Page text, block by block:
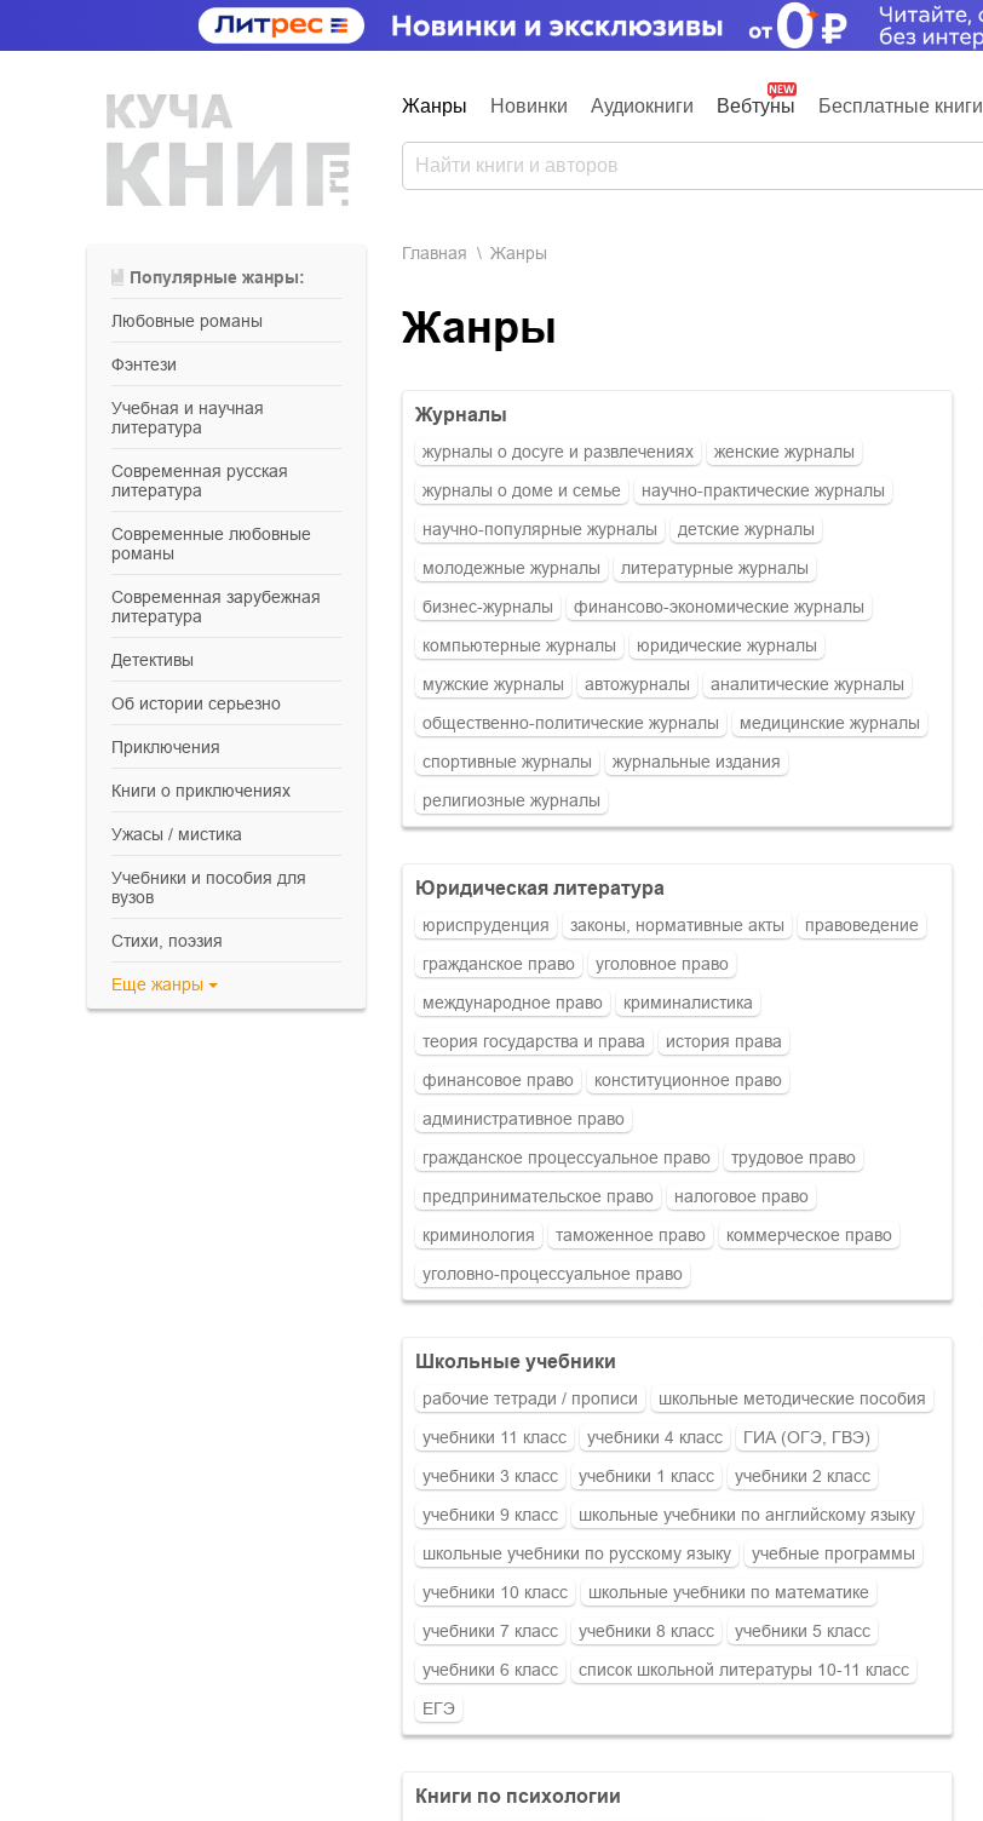
Жанры Новинки Аудиокниги Вебтуны Бесплатные книги
Популярные жанры:
любовные романы
фэнтези
учебная и научная
литература
современная русская
литература
современные любовные
романы
современная зарубежная
литература
детективы
об истории серьезно
приключения
книги о приключениях
ужасы / мистика
учебники и пособия для
вузов
cтихи, поэзия
Еще жанры
Главная Жанры
Жанры
журналы
журналы о досуге и развлечениях
женские журналы
журналы о доме и семье
научно-практические журналы
научно-популярные журналы
детские журналы
молодежные журналы
литературные журналы
бизнес-журналы
финансово-экономические журналы
компьютерные журналы
юридические журналы
мужские журналы
автожурналы
аналитические журналы
общественно-политические журналы
медицинские журналы
спортивные журналы
журнальные издания
религиозные журналы
юридическая литература
юриспруденция законы, нормативные акты
правоведение
гражданское право
уголовное право
международное право
криминалистика
теория государства и права
история права
финансовое право
конституционное право
административное право
гражданское процессуальное право
трудовое право
предпринимательское право
налоговое право
криминология
таможенное право
коммерческое право
уголовно-процессуальное право
школьные учебники
рабочие тетради / прописи
школьные методические пособия
учебники 11 класс
учебники 4 класс
ГИА (ОГЭ, ГВЭ)
учебники 3 класс
учебники 1 класс
учебники 2 класс
учебники 9 класс
школьные учебники по английскому языку
школьные учебники по русскому языку
учебные программы
учебники 10 класс
школьные учебники по математике
учебники 7 класс
учебники 8 класс
учебники 5 класс
учебники 6 класс
список школьной литературы 10-11 класс
ЕГЭ
книги по психологии